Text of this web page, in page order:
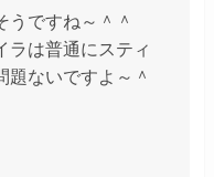
うですね～＾＾
ラは普通にスティ
題ないですよ～＾